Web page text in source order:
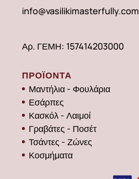
info@vasilikimasterfully.com
Αρ. ΓΕΜΗ: 157414203000
ΠΡΟΪΟΝΤΑ
Μαντήλια - Φουλάρια
Εσάρπες
Κασκόλ - Λαιμοί
Γραβάτες - Ποσέτ
Τσάντες - Ζώνες
Κοσμήματα